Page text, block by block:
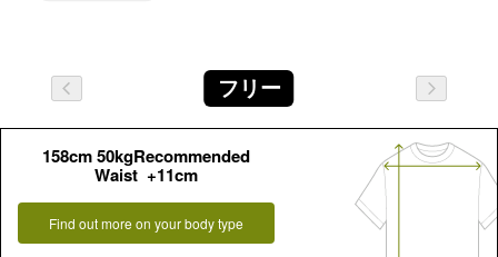
フリー
158cm 50kgRecommended
Waist +11cm
Find out more on your body type